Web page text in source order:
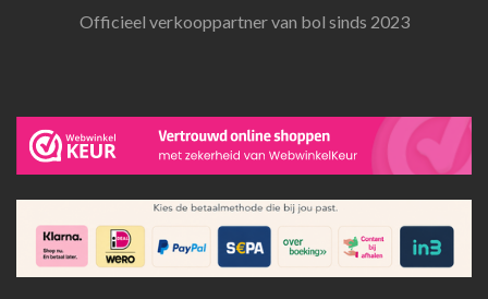
Officieel verkooppartner van bol sinds 2023